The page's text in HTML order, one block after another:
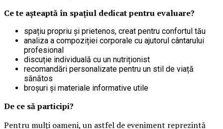
Ce te așteaptă în spațiul dedicat pentru evaluare?
spațiu propriu și prietenos, creat pentru confortul tău
analiza a compoziției corporale cu ajutorul cântarului
profesional
discuție individuală cu un nutriționist
recomandări personalizate pentru un stil de viață
sănătos
broșuri și materiale informative utile
De ce să participi?
Pentru mulți oameni, un astfel de eveniment reprezintă